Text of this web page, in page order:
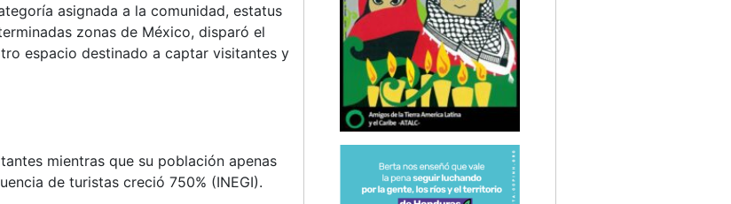
asignada a la comunidad, estatus
zonas de México, disparó el
espacio destinado a captar visitantes y
mientras que su población apenas
de turistas creció 750% (INEGI).